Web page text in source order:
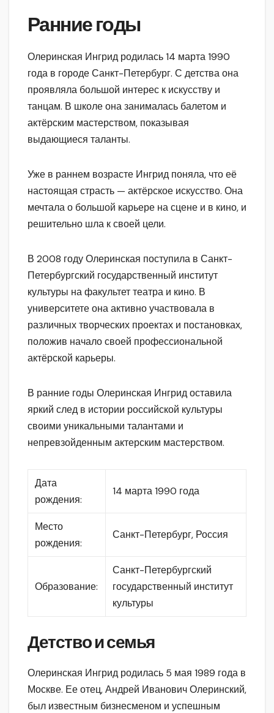
Ранние годы
Олеринская Ингрид родилась 14 марта 1990
года в городе Санкт-Петербург. С детства она
проявляла большой интерес к искусству и
танцам. В школе она занималась балетом и
актёрским мастерством, показывая
выдающиеся таланты.
Уже в раннем возрасте Ингрид поняла, что её
настоящая страсть — актёрское искусство. Она
мечтала о большой карьере на сцене и в кино, и
решительно шла к своей цели.
В 2008 году Олеринская поступила в Санкт-
Петербургский государственный институт
культуры на факультет театра и кино. В
университете она активно участвовала в
различных творческих проектах и постановках,
положив начало своей профессиональной
актёрской карьеры.
В ранние годы Олеринская Ингрид оставила
яркий след в истории российской культуры
своими уникальными талантами и
непревзойденным актерским мастерством.
Дата
рождения:
14 марта 1990 года
Место
рождения:
Санкт-Петербург, Россия
Образование:
Санкт-Петербургский
государственный институт
культуры
Детство и семья
Олеринская Ингрид родилась 5 мая 1989 года в
Москве. Ее отец, Андрей Иванович Олеринский,
был известным бизнесменом и успешным